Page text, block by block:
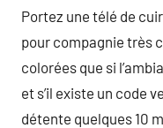
Portez une télé de
pour compagnie très
colorées que si
et s’il existe un code
détente quelques 10